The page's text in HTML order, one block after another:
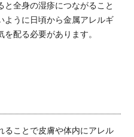
全身の湿疹につながること
ように日頃から金属アレルギ
配る必要があります。
ることで皮膚や体内にアレル